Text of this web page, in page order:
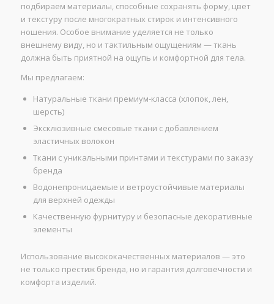
подбираем материалы, способные сохранять форму, цвет
и текстуру после многократных стирок и интенсивного
ношения. Особое внимание уделяется не только
внешнему виду, но и тактильным ощущениям — ткань
должна быть приятной на ощупь и комфортной для тела.
Мы предлагаем:
Натуральные ткани премиум-класса (хлопок, лен,
шерсть)
Эксклюзивные смесовые ткани с добавлением
эластичных волокон
Ткани с уникальными принтами и текстурами по заказу
бренда
Водонепроницаемые и ветроустойчивые материалы
для верхней одежды
Качественную фурнитуру и безопасные декоративные
элементы
Использование высококачественных материалов — это
не только престиж бренда, но и гарантия долговечности и
комфорта изделий.